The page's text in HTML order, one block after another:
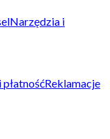
Narzędzia i
Reklamacje